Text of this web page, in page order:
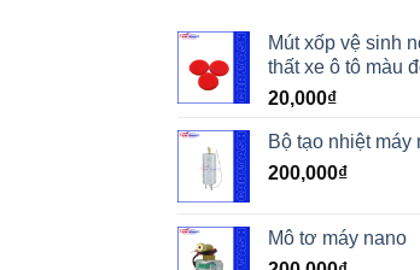
Mút xốp vệ sinh
thất xe ô tô màu
20,000₫
Bộ tạo nhiệt máy
200,000₫
Mô tơ máy nano